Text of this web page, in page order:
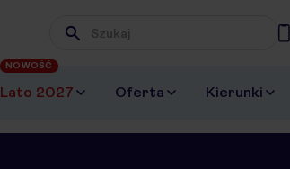
Wpisz frazę, której szukasz
Lato 2027
NOWOŚĆ
Oferta Kierunki